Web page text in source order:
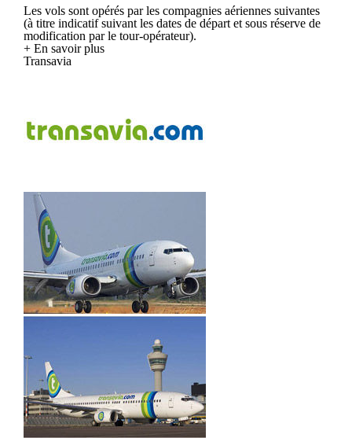
Les vols sont opérés par les compagnies aériennes suivantes
(à titre indicatif suivant les dates de départ et sous réserve de
modification par le tour-opérateur).
+ En savoir plus
Transavia